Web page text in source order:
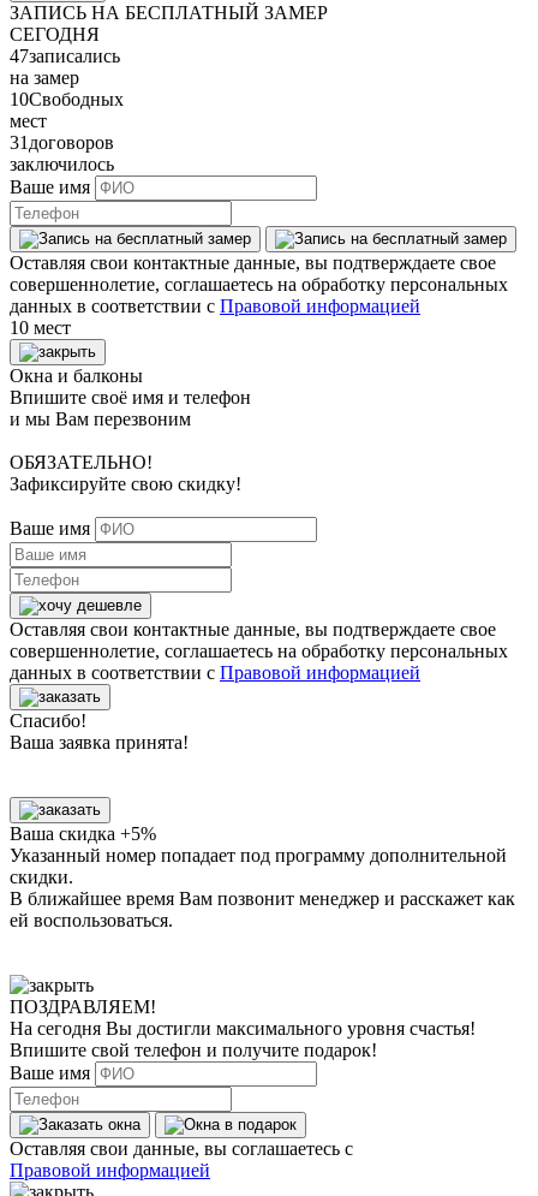
ЗАПИСЬ НА БЕСПЛАТНЫЙ ЗАМЕР
СЕГОДНЯ
47записались
на замер
10Свободных
мест
31 договоров
заключилось
Ваше имя
Оставляя свои контактные данные, вы подтверждаете свое
совершеннолетие, соглашаетесь на обработку персональных
данных в соответствии с Правовой информацией
10 мест
Окна и балконы
Впишите своё имя и телефон
и мы Вам перезвоним
ОБЯЗАТЕЛЬНО!
Зафиксируйте свою скидку!
Ваше имя
Оставляя свои контактные данные, вы подтверждаете свое
совершеннолетие, соглашаетесь на обработку персональных
данных в соответствии с Правовой информацией
Спасибо!
Ваша заявка принята!
Ваша скидка +5%
Указанный номер попадает под программу дополнительной
скидки.
В ближайшее время Вам позвонит менеджер и расскажет как
ей воспользоваться.
ПОЗДРАВЛЯЕМ!
На сегодня Вы достигли максимального уровня счастья!
Впишите свой телефон и получите подарок!
Ваше имя
Оставляя свои данные, вы соглашаетесь с
Правовой информацией